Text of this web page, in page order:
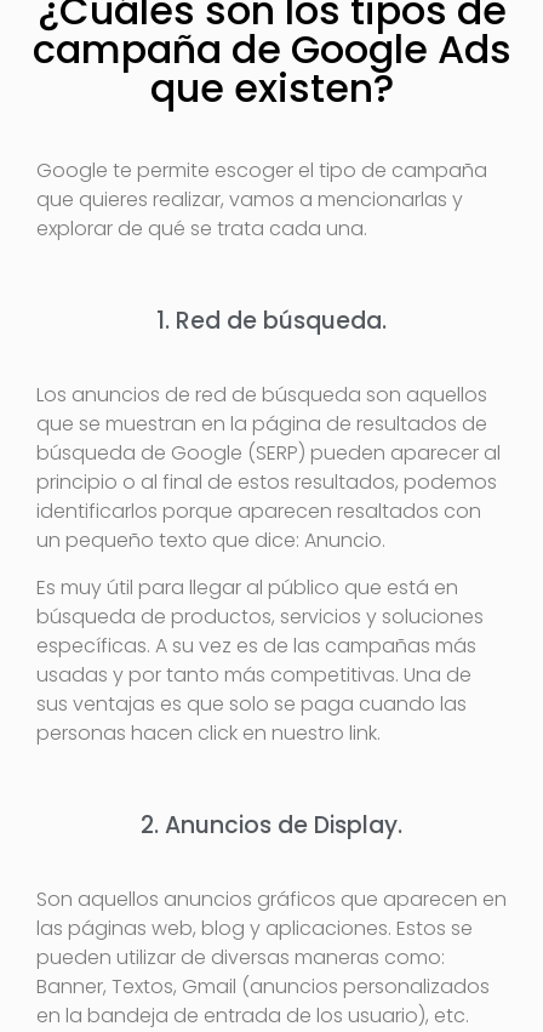
campaña de Google Ads
que existen?
Google te permite escoger el tipo de campaña
que quieres realizar, vamos a mencionarlas y
explorar de qué se trata cada una.
1. Red de búsqueda.
Los anuncios de red de búsqueda son aquellos
que se muestran en la página de resultados de
búsqueda de Google (SERP) pueden aparecer al
principio o al final de estos resultados, podemos
identificarlos porque aparecen resaltados con
un pequeño texto que dice: Anuncio.
Es muy útil para llegar al público que está en
búsqueda de productos, servicios y soluciones
específicas. A su vez es de las campañas más
usadas y por tanto más competitivas. Una de
sus ventajas es que solo se paga cuando las
personas hacen click en nuestro link.
2. Anuncios de Display.
Son aquellos anuncios gráficos que aparecen en
las páginas web, blog y aplicaciones. Estos se
pueden utilizar de diversas maneras como:
Banner, Textos, Gmail (anuncios personalizados
en la bandeja de entrada de los usuario), etc.